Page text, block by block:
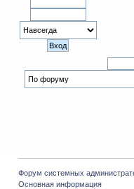
Форум системных
Основная информация